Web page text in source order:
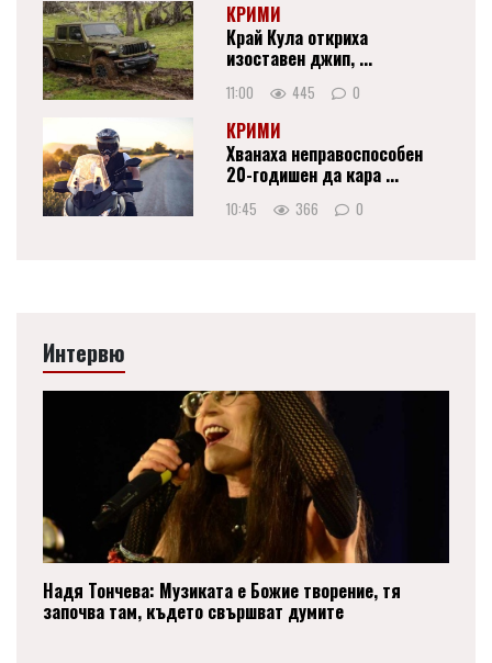
КРИМИ
Край Кула откриха
изоставен джип, ...
11:00 445 0
КРИМИ
Хванаха неправоспособен
20-годишен да кара ...
10:45 366 0
Интервю
Надя Тончева: Музиката е Божие творение, тя
започва там, където свършват думите